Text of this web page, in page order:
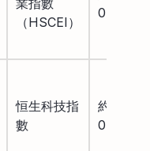
（HSCEI）
0.75%
恒生科技指
數
約
0.75%